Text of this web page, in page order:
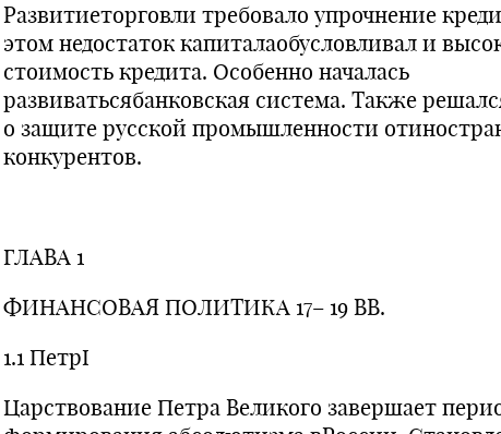
Развитиеторговли требовало упрочнение
этом недостаток капиталаобусловливал и
стоимость кредита. Особенно началась
развиватьсябанковская система. Также
о защите русской промышленности
конкурентов.
ГЛАВА 1
ФИНАНСОВАЯ ПОЛИТИКА 17– 19 ВВ.
1.1 ПетрI
Царствование Петра Великого завершает